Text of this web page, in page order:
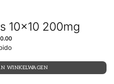
10×10 200mg
WINKELWAGEN